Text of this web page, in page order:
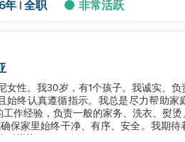
年 | 全职 非常活跃
女性。我30岁，有1个孩子。我诚实、
始终认真遵循指示。我总是尽力帮助家
作经验，负责一般的家务、洗衣、熨
保家里始终干净、有序、安全。我期待